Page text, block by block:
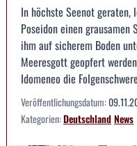
In höchste Seenot geraten,
Poseidon einen
ihm auf sicherem Boden
Meeresgott geopfert
Idomeneo die
Veröffentlichungsdatum:
Kategorien:DeutschlandNews